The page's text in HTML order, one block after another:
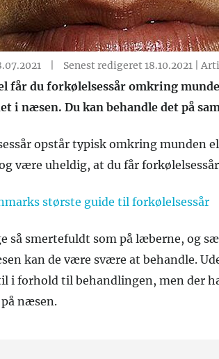
Senest redigeret 18.10.2021
får du forkølelsessår omkring
i næsen. Du kan behandle det på
opstår typisk omkring munden
være uheldig, at du får
største guide til forkølelsessår
så smertefuldt som på læberne, og
kan de være svære at behandle.
i forhold til behandlingen, men der
næsen.